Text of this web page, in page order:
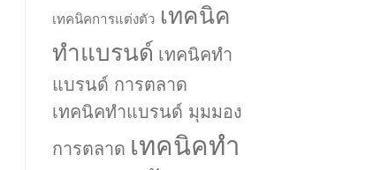
เทคนิคการแต่งตัว เทคนิค
ทำแบรนด์ เทคนิคทำ
แบรนด์ การตลาด
เทคนิคทำแบรนด์ มุมมอง
การตลาด เทคนิคทำ